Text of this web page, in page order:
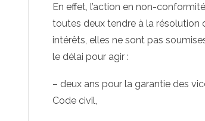
En effet, l’action en non-
toutes deux tendre à la résolution
intérêts, elles ne sont pas
le délai pour agir :
– deux ans pour la garantie des
Code civil,